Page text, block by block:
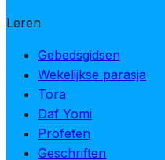
Leren
Gebedsgidsen
Wekelijkse parasja
Tora
Daf Yomi
Profeten
Geschriften